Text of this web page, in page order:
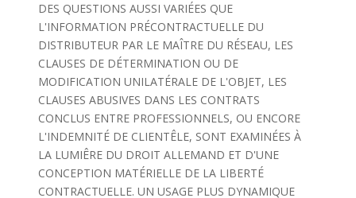
DES QUESTIONS AUSSI VARIÉES QUE
L'INFORMATION PRÉCONTRACTUELLE DU
DISTRIBUTEUR PAR LE MAÎTRE DU RÉSEAU, LES
CLAUSES DE DÉTERMINATION OU DE
MODIFICATION UNILATÉRALE DE L'OBJET, LES
CLAUSES ABUSIVES DANS LES CONTRATS
CONCLUS ENTRE PROFESSIONNELS, OU ENCORE
L'INDEMNITÉ DE CLIENTÊLE, SONT EXAMINÉES À
LA LUMIÊRE DU DROIT ALLEMAND ET D'UNE
CONCEPTION MATÉRIELLE DE LA LIBERTÉ
CONTRACTUELLE. UN USAGE PLUS DYNAMIQUE